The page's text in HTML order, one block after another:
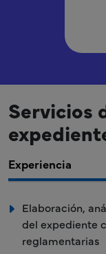
Servicios
Experiencia
Elaboración,
del expediente
reglamentarias